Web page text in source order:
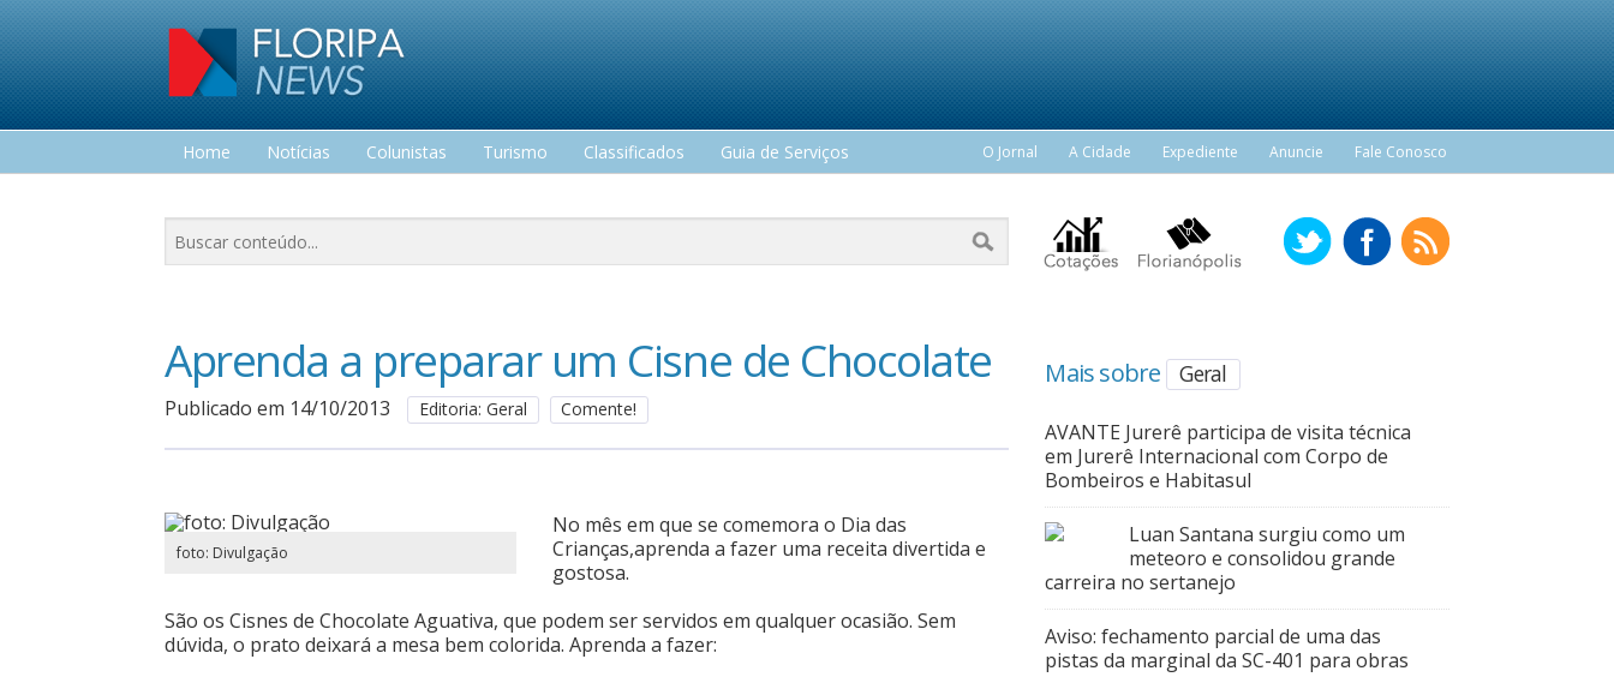
Home Notícias Colunistas Turismo Classificados
Guia de Serviços
O Jornal A Cidade Expediente Anuncie Fale Conosco
Aprenda a preparar um Cisne de Chocolate
Publicado em 14/10/2013 Editoria: Geral Comente!
foto: Divulgação
No mês em que se comemora o Dia das
Crianças,aprenda a fazer uma receita divertida e
gostosa.
São os Cisnes de Chocolate Aguativa, que podem ser servidos em qualquer ocasião. Sem
dúvida, o prato deixará a mesa bem colorida. Aprenda a fazer:
Mais sobre Geral
AVANTE Jurerê participa de visita técnica
em Jurerê Internacional com Corpo de
Bombeiros e Habitasul
Luan Santana surgiu como um
meteoro e consolidou grande
carreira no sertanejo
Aviso: fechamento parcial de uma das
pistas da marginal da SC-401 para obras